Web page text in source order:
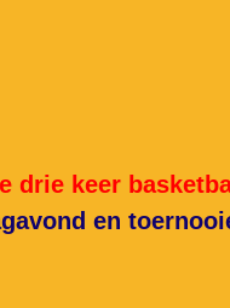
drie keer
en